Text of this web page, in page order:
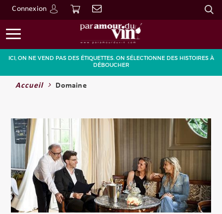
Connexion
Go
ICI, ON NE VEND PAS DES ÉTIQUETTES. ON SÉLECTIONNE DES HISTOIRES À
DÉBOUCHER
Accueil Domaine